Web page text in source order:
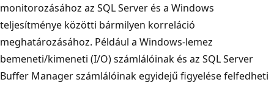
monitorozásához az SQL Server és a Windows
teljesítménye közötti bármilyen korreláció
meghatározásához. Például a Windows-lemez
bemeneti/kimeneti (I/O) számlálóinak és az SQL Server
Buffer Manager számlálóinak egyidejű figyelése felfedheti